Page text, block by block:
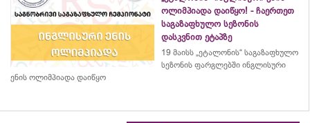
ოლიმპიადა დაიწყო! - ჩაერთეთ
საგაზაფხულო სეზონის
დასკვნით ეტაპზე
19 მაისს „ეტალონის“ საგაზაფხულო
სეზონის ფარგლებში ინგლისური
ენის ოლიმპიადა დაიწყო